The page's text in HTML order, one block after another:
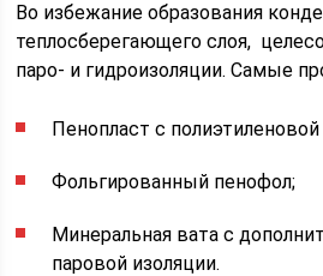
Во избежание образования
теплосберегающего слоя,
паро- и гидроизоляции. Самые
Пенопласт с
Фольгированный пенофол;
Минеральная вата с
паровой изоляции.